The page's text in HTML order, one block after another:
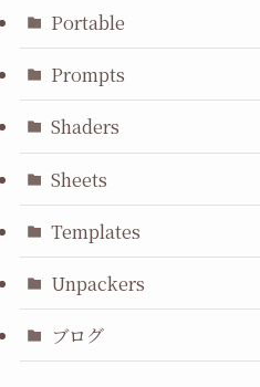
Portable
Prompts
Shaders
Sheets
Templates
Unpackers
ブログ